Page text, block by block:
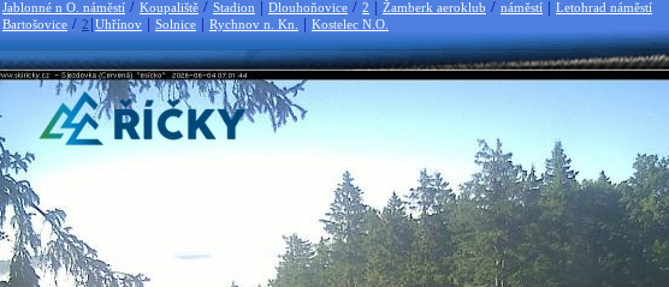
Jablonné n O. náměstí / Koupaliště / Stadion | Dlouhoňovice / 2 | Žamberk aeroklub / náměstí | Letohrad náměstí
Bartošovice / 2 |Uhřínov | Solnice | Rychnov n. Kn. | Kostelec N.O.